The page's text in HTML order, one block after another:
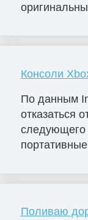
Консоли
По данным
отказаться
следующего
Поливаю